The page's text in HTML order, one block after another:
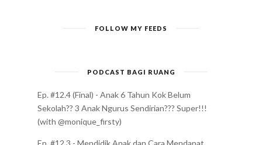
FOLLOW MY FEEDS
PODCAST BAGI RUANG
Ep. #12.4 (Final) - Anak 6 Tahun Kok Belum
Sekolah?? 3 Anak Ngurus Sendirian??? Super!!!
(with @monique_firsty)
Ep. #12.3 - Mendidik Anak dan Cara Mendapat